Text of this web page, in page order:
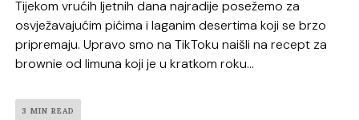
Tijekom vrućih ljetnih dana najradije posežemo za
osvježavajućim pićima i laganim desertima koji se brzo
pripremaju. Upravo smo na TikToku naišli na recept za
brownie od limuna koji je u kratkom roku...
3 MIN READ